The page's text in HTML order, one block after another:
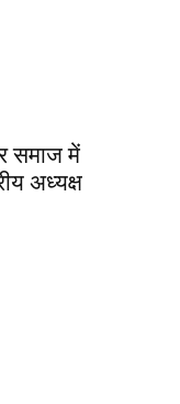
समाज में
अध्यक्ष